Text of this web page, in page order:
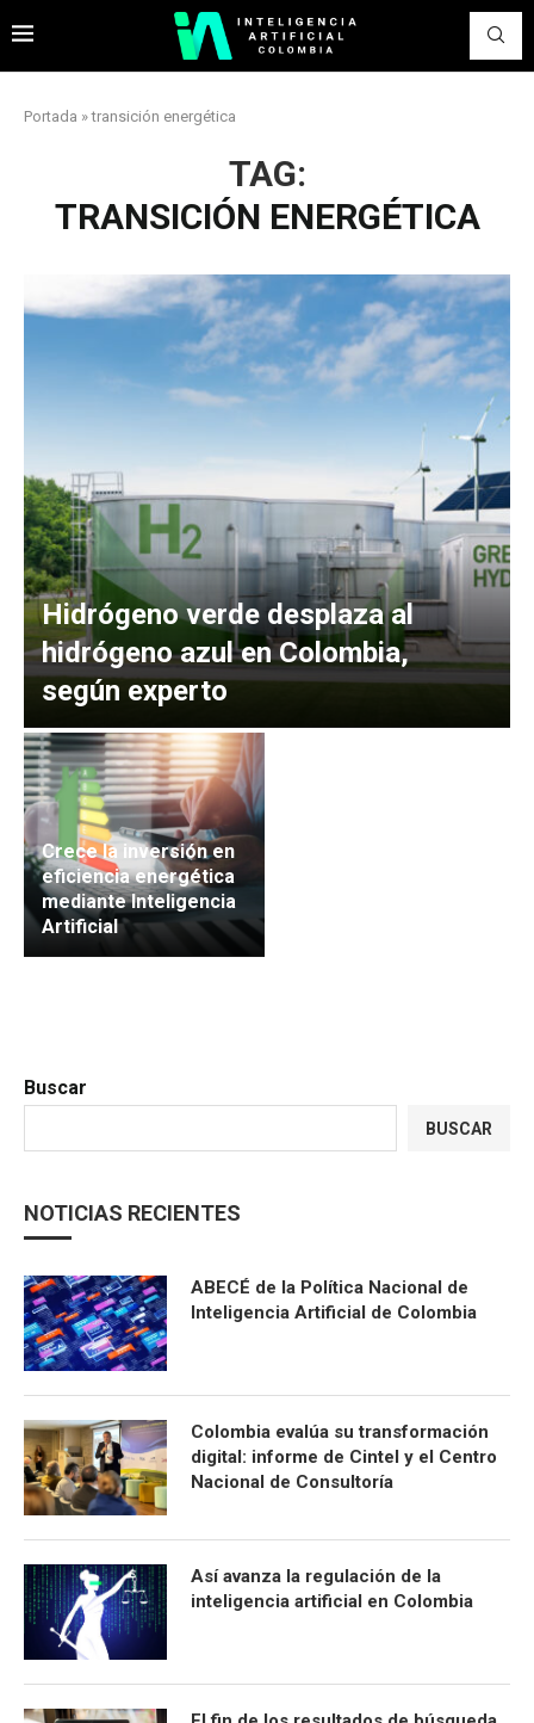
Portada »transición energética
TAG:
TRANSICIÓN ENERGÉTICA
Hidrógeno verde desplaza al
hidrógeno azul en Colombia,
según experto
Crece la inversión en
eficiencia energética
mediante Inteligencia
Artificial
Buscar
BUSCAR
NOTICIAS RECIENTES
ABECÉ de la Política Nacional de
Inteligencia Artificial de Colombia
Colombia evalúa su transformación
digital: informe de Cintel y el Centro
Nacional de Consultoría
Así avanza la regulación de la
inteligencia artificial en Colombia